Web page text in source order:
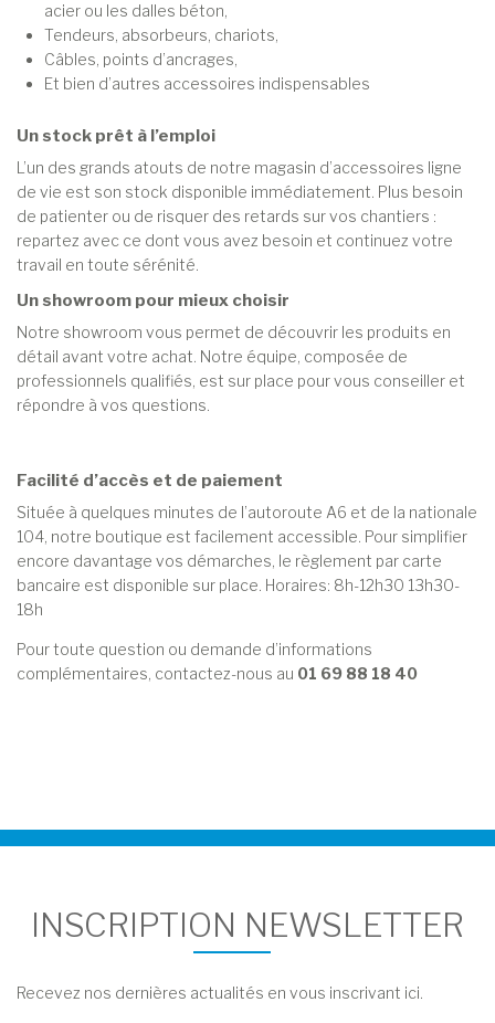
acier ou les dalles béton,
Tendeurs, absorbeurs, chariots,
Câbles, points d’ancrages,
Et bien d’autres accessoires indispensables
Un stock prêt à l’emploi
L’un des grands atouts de notre magasin d’accessoires ligne
de vie est son stock disponible immédiatement. Plus besoin
de patienter ou de risquer des retards sur vos chantiers :
repartez avec ce dont vous avez besoin et continuez votre
travail en toute sérénité.
Un showroom pour mieux choisir
Notre showroom vous permet de découvrir les produits en
détail avant votre achat. Notre équipe, composée de
professionnels qualifiés, est sur place pour vous conseiller et
répondre à vos questions.
Facilité d’accès et de paiement
Située à quelques minutes de l’autoroute A6 et de la nationale
104, notre boutique est facilement accessible. Pour simplifier
encore davantage vos démarches, le règlement par carte
bancaire est disponible sur place. Horaires: 8h-12h30 13h30-
18h
Pour toute question ou demande d’informations
complémentaires, contactez-nous au 01 69 88 18 40
INSCRIPTION NEWSLETTER
Recevez nos dernières actualités en vous inscrivant ici.